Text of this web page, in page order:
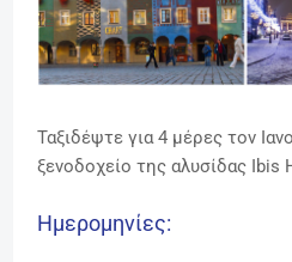
Ταξιδέψτε για 4 μέρες τον
ξενοδοχείο της αλυσίδας Ibis
Ημερομηνίες: